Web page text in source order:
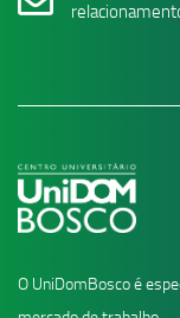
O UniDomBosco é